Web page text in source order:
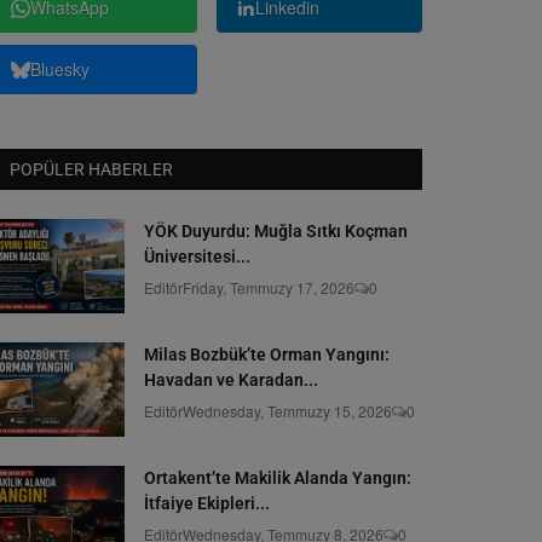
WhatsApp Linkedin
Bluesky
POPÜLER HABERLER
YÖK Duyurdu: Muğla Sıtkı Koçman
Üniversitesi...
EditörFriday, Temmuzy 17, 2026 0
Milas Bozbük’te Orman Yangını:
Havadan ve Karadan...
EditörWednesday, Temmuzy 15, 2026 0
Ortakent’te Makilik Alanda Yangın:
İtfaiye Ekipleri...
EditörWednesday, Temmuzy 8, 2026 0